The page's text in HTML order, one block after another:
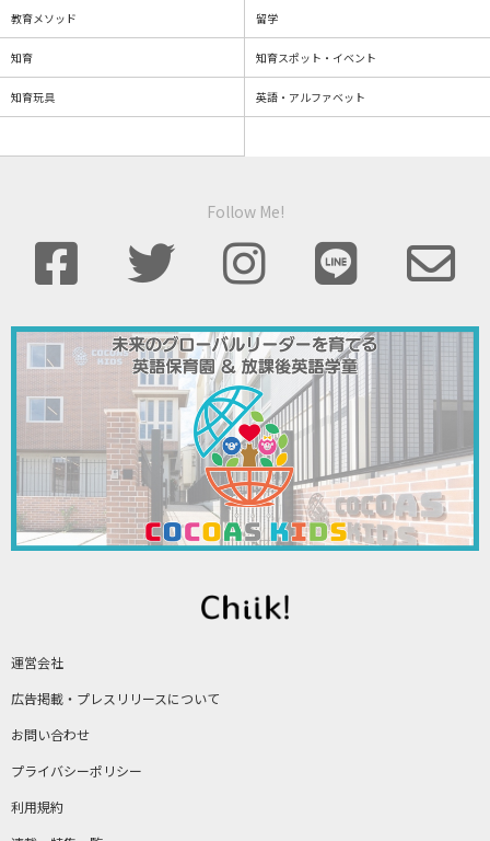
運営会社
広告掲載・プレスリリースについて
お問い合わせ
プライバシーポリシー
利用規約
教育メソッド 留学
知育 知育スポット・イベント
知育玩具 英語・アルファベット
Follow Me!